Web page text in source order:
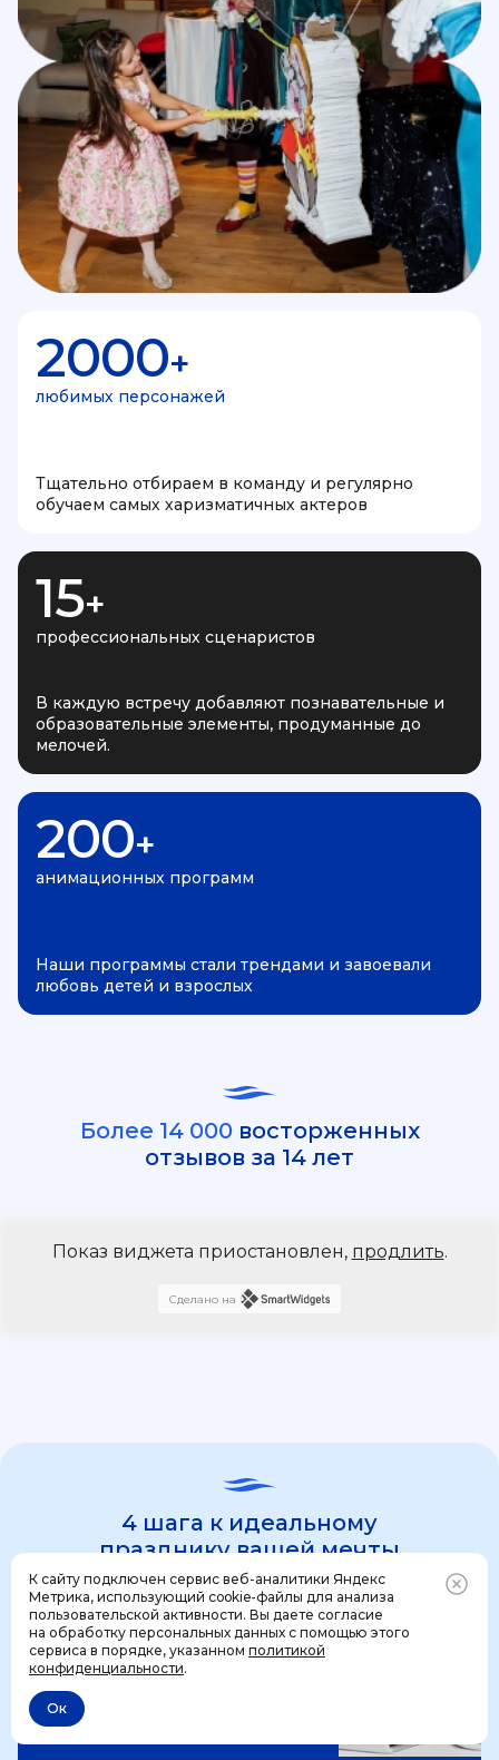
Позвонить+7 (499) 444-31-53
К сайту подключен сервис веб-аналитики Яндекс
Метрика, использующий cookie-файлы для анализа
пользовательской активности. Вы даете согласие
на обработку персональных данных с помощью этого
сервиса в порядке, указанном политикой
конфиденциальности.
Ок
2000+
любимых персонажей
Тщательно отбираем в команду и регулярно
обучаем самых харизматичных актеров
15+
профессиональных сценаристов
В каждую встречу добавляют познавательные и
образовательные элементы, продуманные до
мелочей.
200+
анимационных программ
Наши программы стали трендами и завоевали
любовь детей и взрослых
Более 14 000восторженных
отзывов за 14 лет
Показ виджета приостановлен, продлить.
Сделано на
4 шага к идеальному
празднику вашей мечты
1 шаг